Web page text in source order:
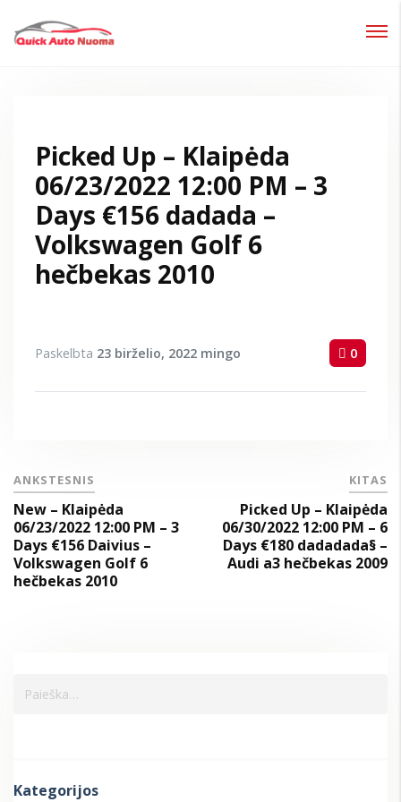
Picked Up – Klaipėda
06/23/2022 12:00 PM – 3
Days €156 dadada –
Volkswagen Golf 6
hečbekas 2010
Paskelbta 23 birželio, 2022 mingo 0
ANKSTESNIS
New – Klaipėda
06/23/2022 12:00 PM – 3
Days €156 Daivius –
Volkswagen Golf 6
hečbekas 2010
KITAS
Picked Up – Klaipėda
06/30/2022 12:00 PM – 6
Days €180 dadadada§ –
Audi a3 hečbekas 2009
Kategorijos